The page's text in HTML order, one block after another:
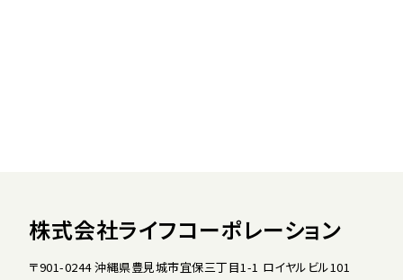
株式会社ライフコーポレーション
〒901-0244 沖縄県豊見城市宜保三丁目1-1 ロイヤルビル101